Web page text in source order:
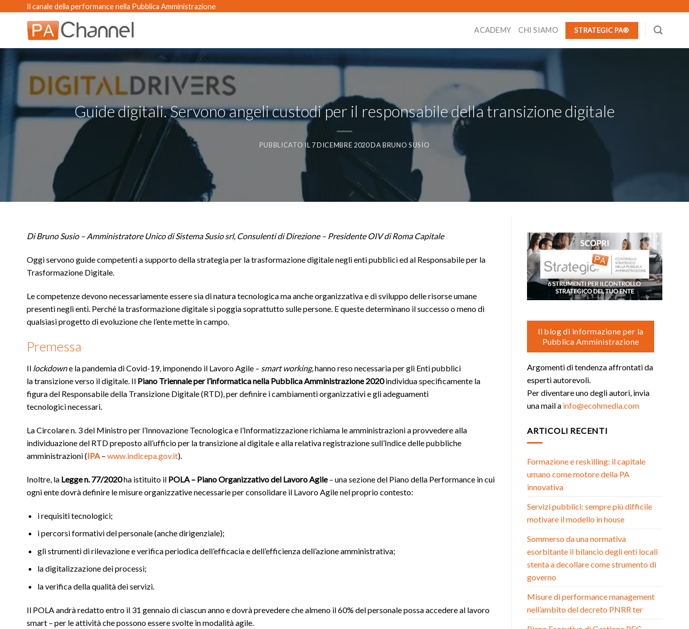
contenuti
Il canale della performance nella Pubblica Amministrazione
ACADEMY CHI SIAMO STRATEGIC PA®
Guide digitali. Servono angeli custodi per il responsabile della transizione digitale
PUBBLICATO IL 7 DICEMBRE 2020DABRUNO SUSIO
Di Bruno Susio – Amministratore Unico di Sistema Susio srl, Consulenti di Direzione – Presidente OIV di Roma Capitale
Oggi servono guide competenti a supporto della strategia per la trasformazione digitale negli enti pubblici ed al Responsabile per la
Trasformazione Digitale.
Le competenze devono necessariamente essere sia di natura tecnologica ma anche organizzativa e di sviluppo delle risorse umane
presenti negli enti. Perché la trasformazione digitale si poggia soprattutto sulle persone. E queste determinano il successo o meno di
qualsiasi progetto di evoluzione che l’ente mette in campo.
Premessa
Il lockdowne la pandemia di Covid-19, imponendo il Lavoro Agile – smart working, hanno reso necessaria per gli Enti pubblici
la transizione verso il digitale. Il Piano Triennale per l’informatica nella Pubblica Amministrazione 2020individua specificamente la
figura del Responsabile della Transizione Digitale (RTD), per definire i cambiamenti organizzativi e gli adeguamenti
tecnologici necessari.
La Circolare n. 3 del Ministro per l’Innovazione Tecnologica e l’Informatizzazione richiama le amministrazioni a provvedere alla
individuazione del RTD preposto all’ufficio per la transizione al digitale e alla relativa registrazione sull’Indice delle pubbliche
amministrazioni (IPA – www.indicepa.gov.it).
Inoltre, la Legge n. 77/2020ha istituito il POLA – Piano Organizzativo del Lavoro Agile– una sezione del Piano della Performance in cui
ogni ente dovrà definire le misure organizzative necessarie per consolidare il Lavoro Agile nel proprio contesto:
i requisiti tecnologici;
i percorsi formativi del personale (anche dirigenziale);
gli strumenti di rilevazione e verifica periodica dell’efficacia e dell’efficienza dell’azione amministrativa;
la digitalizzazione dei processi;
la verifica della qualità dei servizi.
Il POLA andrà redatto entro il 31 gennaio di ciascun anno e dovrà prevedere che almeno il 60% del personale possa accedere al lavoro
smart – per le attività che possono essere svolte in modalità agile.
Il blog di informazione per la
Pubblica Amministrazione
Argomenti di tendenza affrontati da
esperti autorevoli.
Per diventare uno degli autori, invia
una mail a info@ecohmedia.com
ARTICOLI RECENTI
Formazione e reskilling: il capitale
umano come motore della PA
innovativa
Servizi pubblici: sempre più difficile
motivare il modello in house
Sommerso da una normativa
esorbitante il bilancio degli enti locali
stenta a decollare come strumento di
governo
Misure di performance management
nell’ambito del decreto PNRR ter